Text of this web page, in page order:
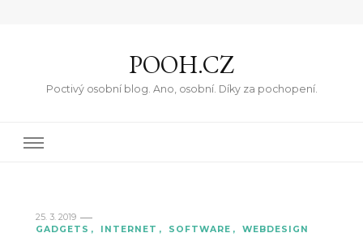
POOH.CZ
Poctivý osobní blog. Ano, osobní. Díky za pochopení.
25. 3. 2019
GADGETS
INTERNET SOFTWARE WEBDESIGN